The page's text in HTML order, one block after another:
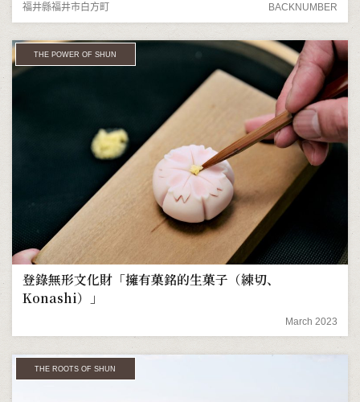
福井縣福井市白方町 BACKNUMBER
THE POWER OF SHUN
登錄無形文化財「擁有菓銘的生菓子（練切、
Konashi）」
March 2023
THE ROOTS OF SHUN